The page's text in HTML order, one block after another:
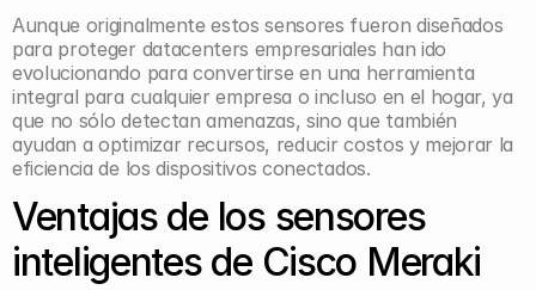
Aunque originalmente estos sensores fueron diseñados
para proteger datacenters empresariales han ido
evolucionando para convertirse en una herramienta
integral para cualquier empresa o incluso en el hogar, ya
que no sólo detectan amenazas, sino que también
ayudan a optimizar recursos, reducir costos y mejorar la
eficiencia de los dispositivos conectados.
Ventajas de los sensores
inteligentes de Cisco Meraki